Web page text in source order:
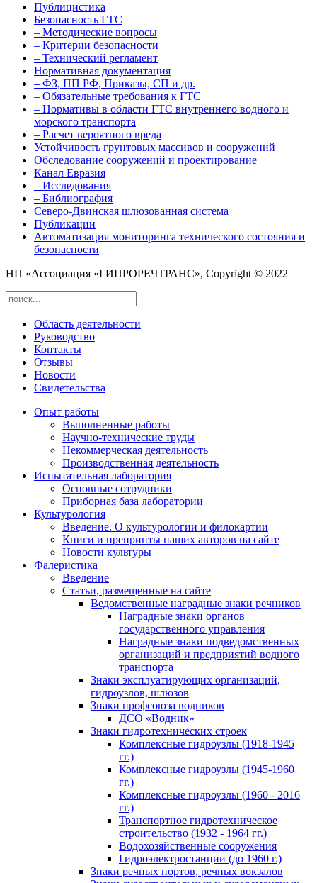
Публицистика
Безопасность ГТС
– Методические вопросы
– Критерии безопасности
– Технический регламент
Нормативная документация
– ФЗ, ПП РФ, Приказы, СП и др.
– Обязательные требования к ГТС
– Нормативы в области ГТС внутреннего водного и
морского транспорта
– Расчет вероятного вреда
Устойчивость грунтовых массивов и сооружений
Обследование сооружений и проектирование
Канал Евразия
– Исследования
– Библиография
Северо-Двинская шлюзованная система
Публикации
Автоматизация мониторинга технического состояния и
безопасности
НП «Ассоциация «ГИПРОРЕЧТРАНС», Copyright © 2022
Область деятельности
Руководство
Контакты
Отзывы
Новости
Свидетельства
Опыт работы
Выполненные работы
Научно-технические труды
Некоммерческая деятельность
Производственная деятельность
Испытательная лаборатория
Основные сотрудники
Приборная база лаборатории
Культурология
Введение. О культурологии и филокартии
Книги и препринты наших авторов на сайте
Новости культуры
Фалеристика
Введение
Статьи, размещенные на сайте
Ведомственные наградные знаки речников
Наградные знаки органов
государственного управления
Наградные знаки подведомственных
организаций и предприятий водного
транспорта
Знаки эксплуатирующих организаций,
гидроузлов, шлюзов
Знаки профсоюза водников
ДСО «Водник»
Знаки гидротехнических строек
Комплексные гидроузлы (1918-1945
гг.)
Комплексные гидроузлы (1945-1960
гг.)
Комплексные гидроузлы (1960 - 2016
гг.)
Транспортное гидротехническое
строительство (1932 - 1964 гг.)
Водохозяйственные сооружения
Гидроэлектростанции (до 1960 г.)
Знаки речных портов, речных вокзалов